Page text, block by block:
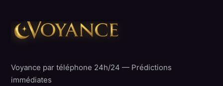
Voyance par téléphone 24h/24 — Prédictions
immédiates